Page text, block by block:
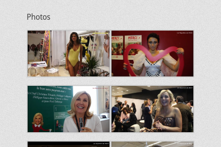
Photos